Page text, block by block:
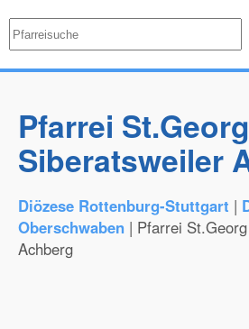
Pfarrei St.Georg
Siberatsweiler
Diözese Rottenburg-Stuttgart |
Oberschwaben | Pfarrei
Achberg